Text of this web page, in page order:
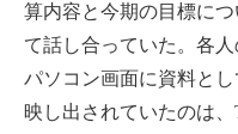
算内容と今期の目標につ
て話し合っていた。各人
パソコン画面に資料とし
映し出されていたのは